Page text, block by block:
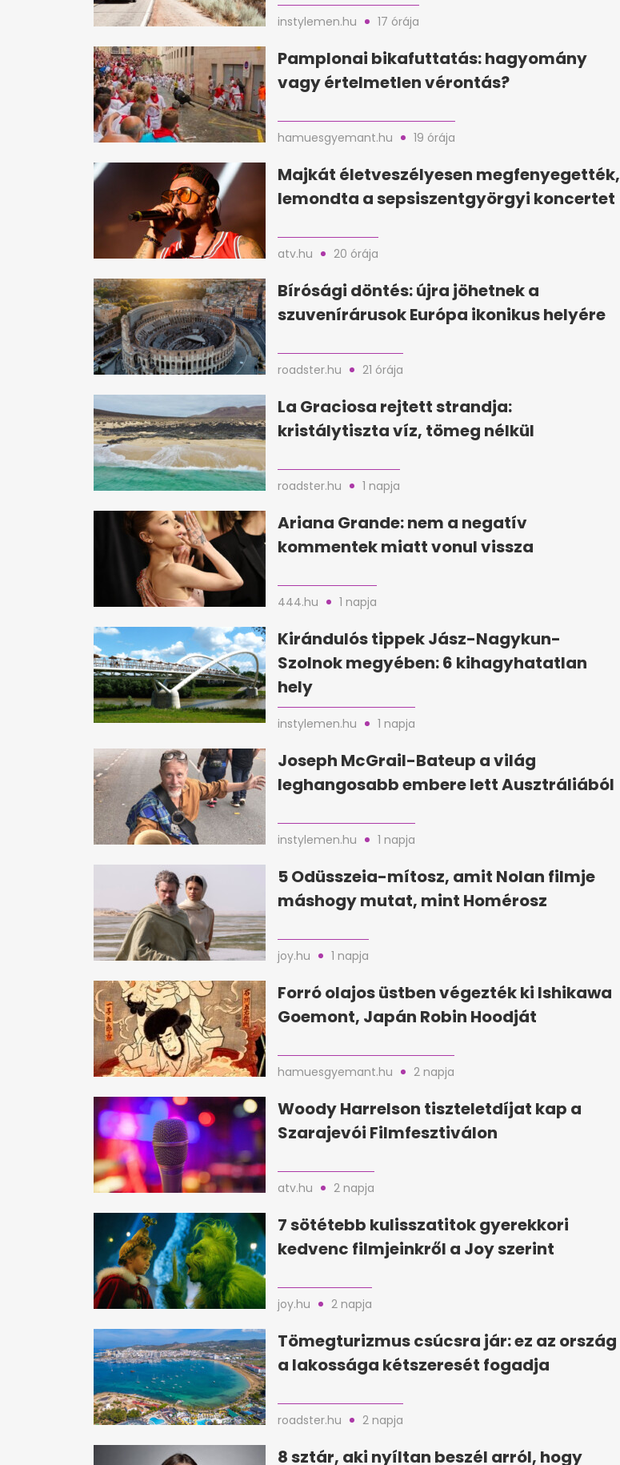
instylemen.hu 17 órája
Pamplonai bikafuttatás: hagyomány
vagy értelmetlen vérontás?
hamuesgyemant.hu 19 órája
Majkát életveszélyesen megfenyegették,
lemondta a sepsiszentgyörgyi koncertet
atv.hu 20 órája
Bírósági döntés: újra jöhetnek a
szuvenírárusok Európa ikonikus helyére
roadster.hu 21 órája
La Graciosa rejtett strandja:
kristálytiszta víz, tömeg nélkül
roadster.hu 1 napja
Ariana Grande: nem a negatív
kommentek miatt vonul vissza
444.hu 1 napja
Kirándulós tippek Jász-Nagykun-
Szolnok megyében: 6 kihagyhatatlan
hely
instylemen.hu 1 napja
Joseph McGrail-Bateup a világ
leghangosabb embere lett Ausztráliából
instylemen.hu 1 napja
5 Odüsszeia-mítosz, amit Nolan filmje
máshogy mutat, mint Homérosz
joy.hu 1 napja
Forró olajos üstben végezték ki Ishikawa
Goemont, Japán Robin Hoodját
hamuesgyemant.hu 2 napja
Woody Harrelson tiszteletdíjat kap a
Szarajevói Filmfesztiválon
atv.hu 2 napja
7 sötétebb kulisszatitok gyerekkori
kedvenc filmjeinkről a Joy szerint
joy.hu 2 napja
Tömegturizmus csúcsra jár: ez az ország
a lakossága kétszeresét fogadja
roadster.hu 2 napja
8 sztár, aki nyíltan beszél arról, hogy